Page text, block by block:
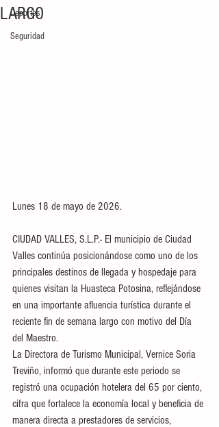
Deportes
Seguridad
LARGO
Lunes 18 de mayo de 2026.
CIUDAD VALLES, S.L.P.- El municipio de Ciudad
Valles continúa posicionándose como uno de los
principales destinos de llegada y hospedaje para
quienes visitan la Huasteca Potosina, reflejándose
en una importante afluencia turística durante el
reciente fin de semana largo con motivo del Día
del Maestro.
La Directora de Turismo Municipal, Vernice Soria
Treviño, informó que durante este periodo se
registró una ocupación hotelera del 65 por ciento,
cifra que fortalece la economía local y beneficia de
manera directa a prestadores de servicios,